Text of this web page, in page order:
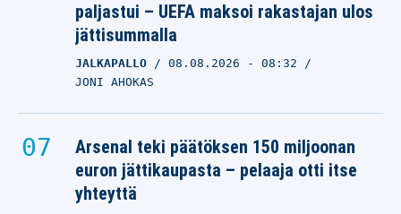
paljastui – UEFA maksoi rakastajan ulos
jättisummalla
JALKAPALLO 08.08.2026 - 08:32
JONI AHOKAS
Arsenal teki päätöksen 150 miljoonan
euron jättikaupasta – pelaaja otti itse
yhteyttä